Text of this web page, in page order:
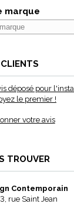
marque
déposé pour
le premier !
votre avis
TROUVER
Contemporain
rue Saint Jean